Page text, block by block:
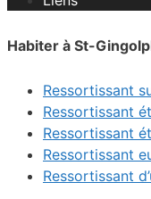
Habiter à St-
Ressortissant
Ressortissant
Ressortissant
Ressortissant
Ressortissant